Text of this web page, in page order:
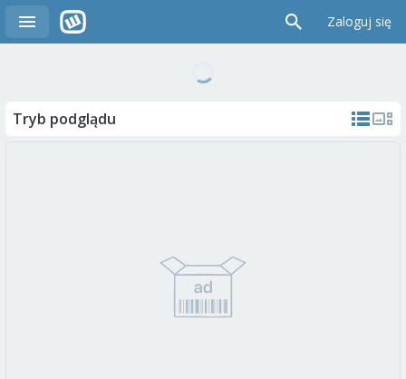
Zaloguj się
Tryb podglądu